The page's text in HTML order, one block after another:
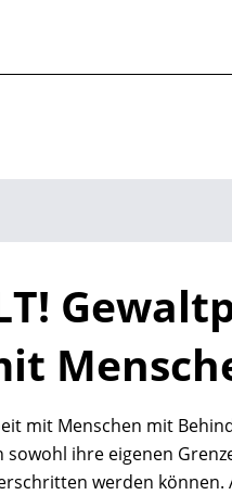
mit Menschen mit
ihre eigenen
werden können.